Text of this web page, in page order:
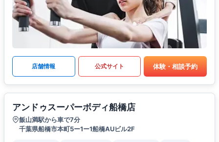
店舗情報 公式サイト 体験・相談予約
アンドゥスーパーボディ船橋店
飯山満駅から車で7分
千葉県船橋市本町5ー1ー1船橋AUビル2F